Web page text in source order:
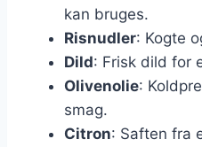
kan bruges.
Risnudler: Kogte
Dild: Frisk dild for
Olivenolie:
smag.
Citron: Saften fra